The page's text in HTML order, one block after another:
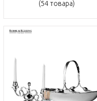
(54 товара)